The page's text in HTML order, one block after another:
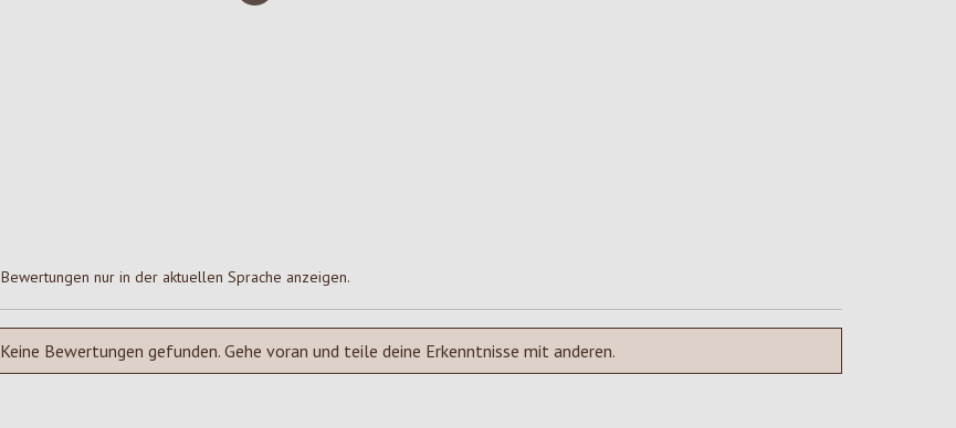
Bewertungen nur in der aktuellen Sprache anzeigen.
Keine Bewertungen gefunden. Gehe voran und teile deine Erkenntnisse mit anderen.